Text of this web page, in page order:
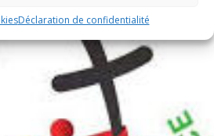
Déclaration de confidentialité